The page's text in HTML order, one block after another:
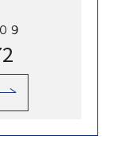
９